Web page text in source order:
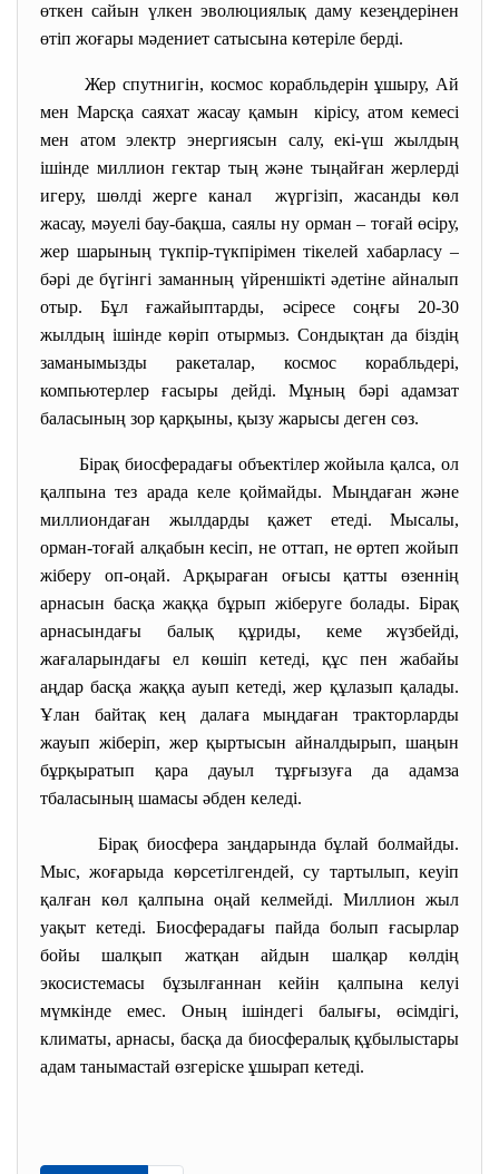
өткен сайын үлкен эволюциялық даму кезеңдерінен
өтіп жоғары мәдениет сатысына көтеріле берді.
Жер спутнигін, космос корабльдерін ұшыру, Ай
мен Марсқа саяхат жасау қамын кірісу, атом кемесі
мен атом электр энергиясын салу, екі-үш жылдың
ішінде миллион гектар тың және тыңайған жерлерді
игеру, шөлді жерге канал жүргізіп, жасанды көл
жасау, мәуелі бау-бақша, саялы ну орман – тоғай өсіру,
жер шарының түкпір-түкпірімен тікелей хабарласу –
бәрі де бүгінгі заманның үйреншікті әдетіне айналып
отыр. Бұл ғажайыптарды, әсіресе соңғы 20-30
жылдың ішінде көріп отырмыз. Сондықтан да біздің
заманымызды ракеталар, космос корабльдері,
компьютерлер ғасыры дейді. Мұның бәрі адамзат
баласының зор қарқыны, қызу жарысы деген сөз.
Бірақ биосферадағы объектілер жойыла қалса, ол
қалпына тез арада келе қоймайды. Мыңдаған және
миллиондаған жылдарды қажет етеді. Мысалы,
орман-тоғай алқабын кесіп, не оттап, не өртеп жойып
жіберу оп-оңай. Арқыраған оғысы қатты өзеннің
арнасын басқа жаққа бұрып жіберуге болады. Бірақ
арнасындағы балық құриды, кеме жүзбейді,
жағаларындағы ел көшіп кетеді, құс пен жабайы
аңдар басқа жаққа ауып кетеді, жер құлазып қалады.
Ұлан байтақ кең далаға мыңдаған тракторларды
жауып жіберіп, жер қыртысын айналдырып, шаңын
бұрқыратып қара дауыл тұрғызуға да адамза
тбаласының шамасы әбден келеді.
Бірақ биосфера заңдарында бұлай болмайды.
Мыс, жоғарыда көрсетілгендей, су тартылып, кеуіп
қалған көл қалпына оңай келмейді. Миллион жыл
уақыт кетеді. Биосферадағы пайда болып ғасырлар
бойы шалқып жатқан айдын шалқар көлдің
экосистемасы бұзылғаннан кейін қалпына келуі
мүмкінде емес. Оның ішіндегі балығы, өсімдігі,
климаты, арнасы, басқа да биосфералық құбылыстары
адам танымастай өзгеріске ұшырап кетеді.